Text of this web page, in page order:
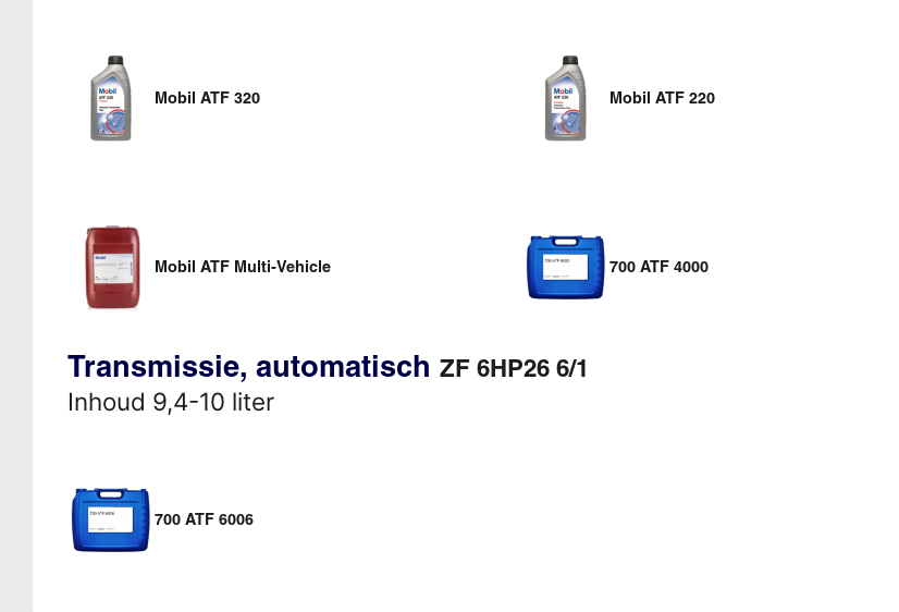
Mobil ATF 320 Mobil ATF 220
Mobil ATF Multi-Vehicle 700 ATF 4000
Transmissie, automatisch ZF 6HP26 6/1
Inhoud 9,4-10 liter
700 ATF 6006